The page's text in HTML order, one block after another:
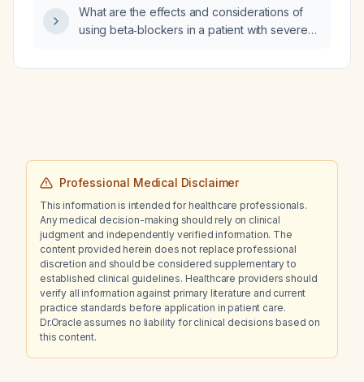
What are the effects and considerations of
using beta‑blockers in a patient with severe
Professional Medical Disclaimer
This information is intended for healthcare professionals.
Any medical decision-making should rely on clinical
judgment and independently verified information. The
content provided herein does not replace professional
discretion and should be considered supplementary to
established clinical guidelines. Healthcare providers should
verify all information against primary literature and current
practice standards before application in patient care.
Dr.Oracle assumes no liability for clinical decisions based on
this content.